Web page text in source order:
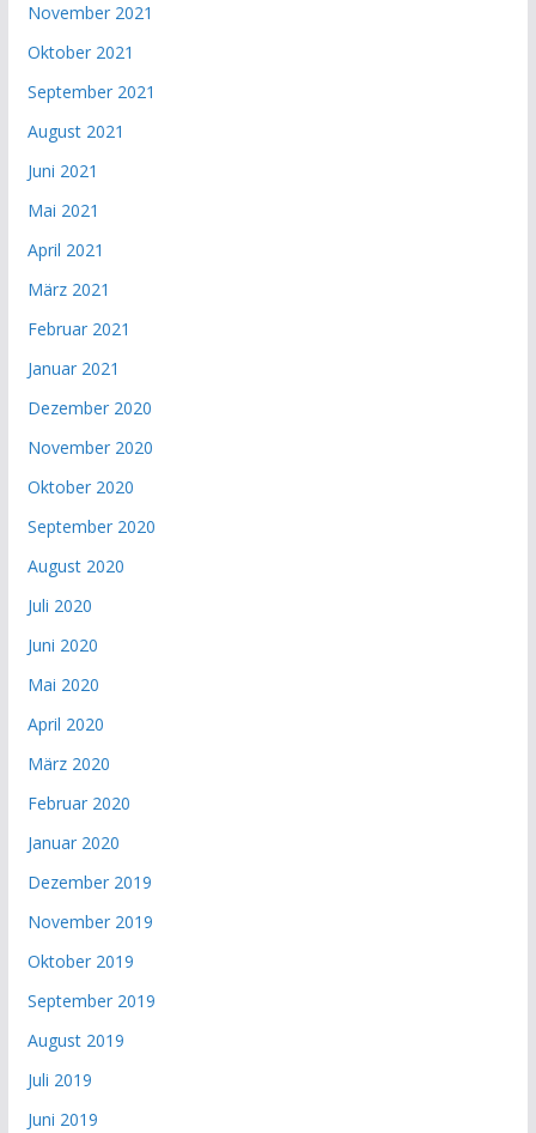
November 2021
Oktober 2021
September 2021
August 2021
Juni 2021
Mai 2021
April 2021
März 2021
Februar 2021
Januar 2021
Dezember 2020
November 2020
Oktober 2020
September 2020
August 2020
Juli 2020
Juni 2020
Mai 2020
April 2020
März 2020
Februar 2020
Januar 2020
Dezember 2019
November 2019
Oktober 2019
September 2019
August 2019
Juli 2019
Juni 2019